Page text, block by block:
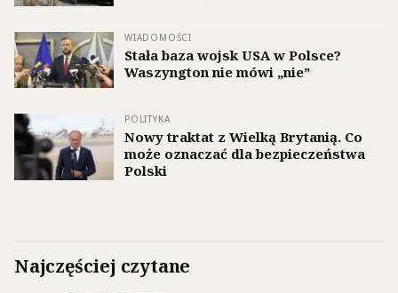
WIADOMOŚCI
Stała baza wojsk USA w Polsce?
Waszyngton nie mówi „nie”
POLITYKA
Nowy traktat z Wielką Brytanią. Co
może oznaczać dla bezpieczeństwa
Polski
Najczęściej czytane